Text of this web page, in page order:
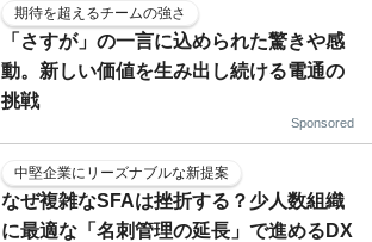
期待を超えるチームの強さ
「さすが」の一言に込められた驚きや感
動。新しい価値を生み出し続ける電通の
挑戦
Sponsored
中堅企業にリーズナブルな新提案
なぜ複雑なSFAは挫折する？少人数組織
に最適な「名刺管理の延長」で進めるDX